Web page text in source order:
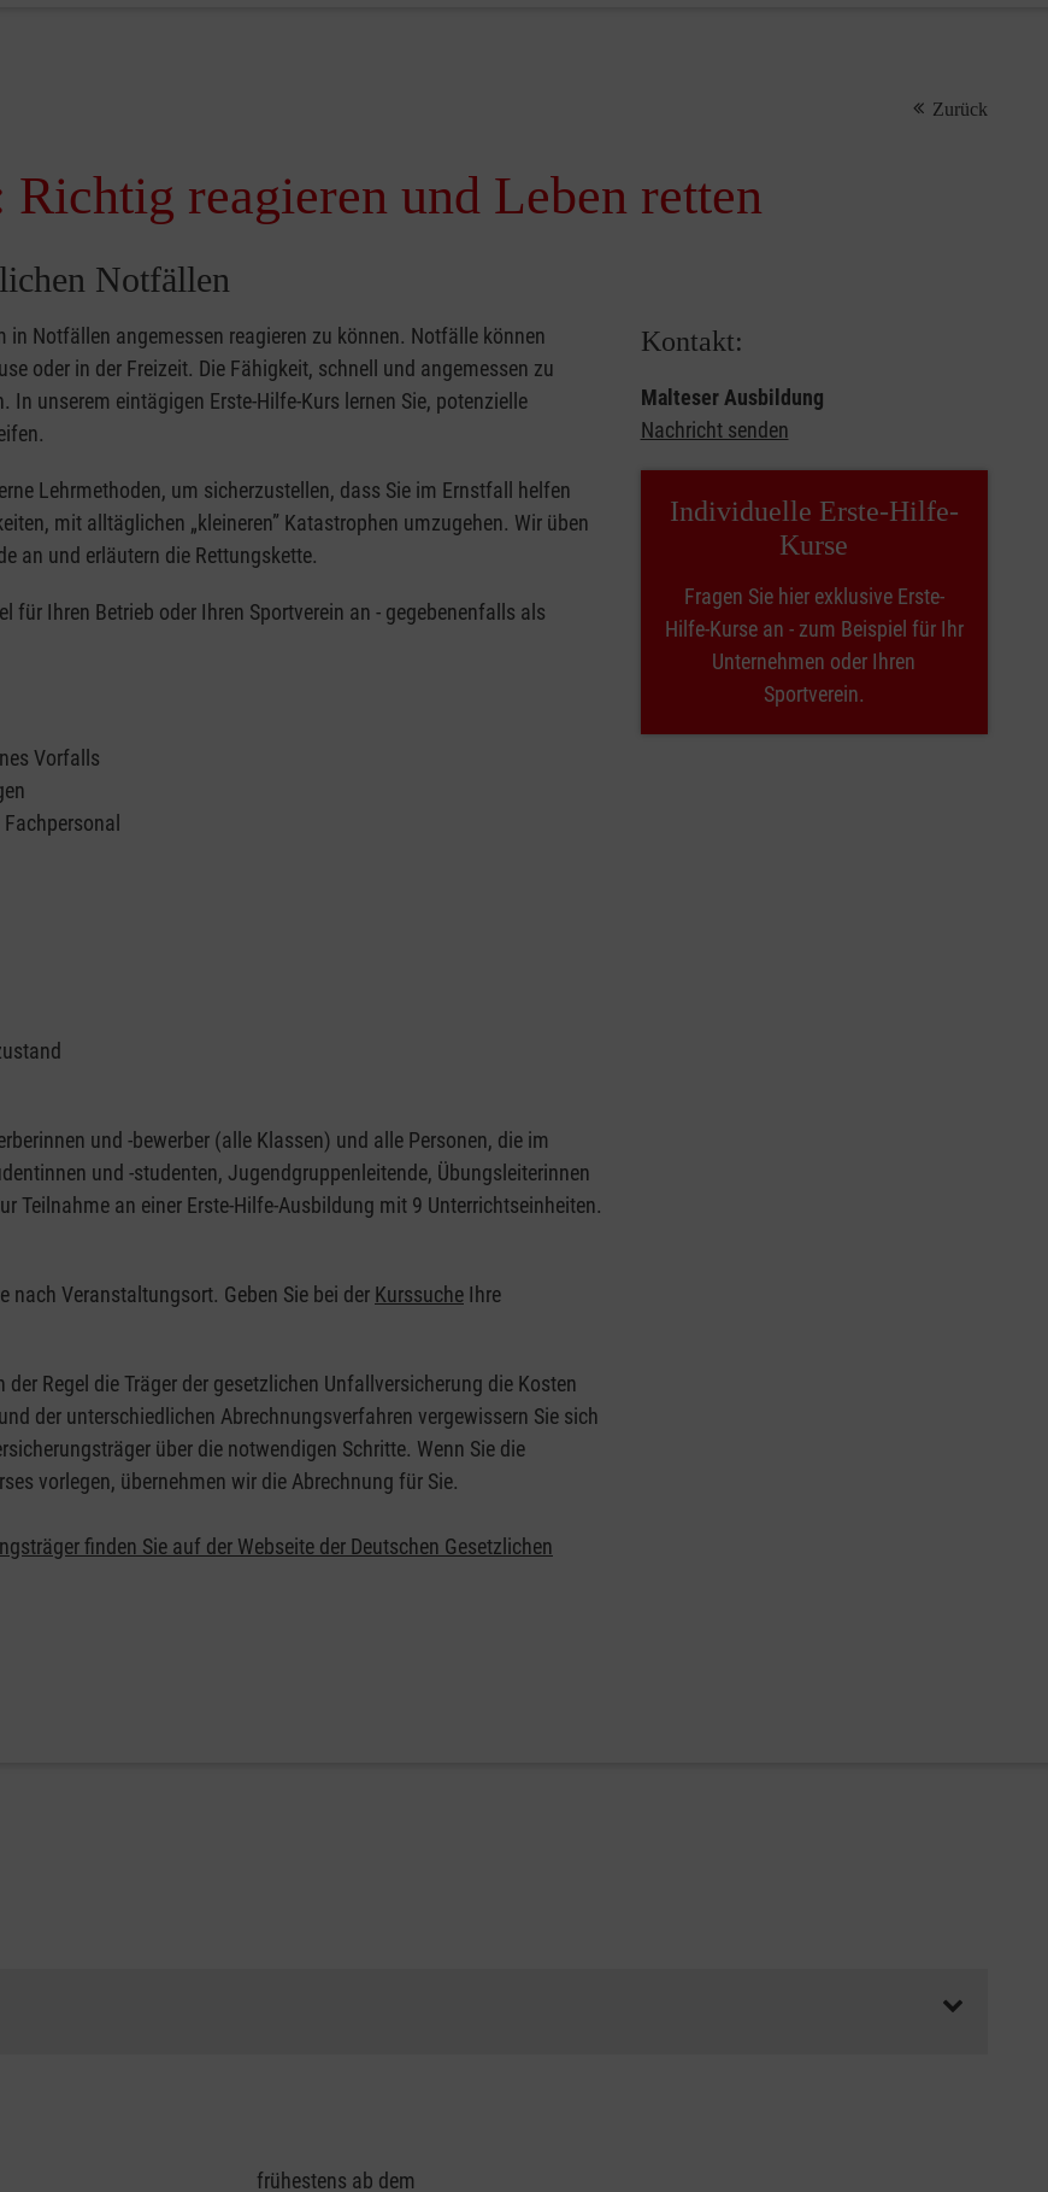
Zurück
reagieren und Leben retten
Notfällen
in Notfällen angemessen reagieren zu können. Notfälle können
oder in der Freizeit. Die Fähigkeit, schnell und angemessen zu
unserem eintägigen Erste-Hilfe-Kurs lernen Sie, potenzielle
Lehrmethoden, um sicherzustellen, dass Sie im Ernstfall helfen
mit alltäglichen „kleineren” Katastrophen umzugehen. Wir üben
an und erläutern die Rettungskette.
für Ihren Betrieb oder Ihren Sportverein an - gegebenenfalls als
Vorfalls
und -bewerber (alle Klassen) und alle Personen, die im
und -studenten, Jugendgruppenleitende, Übungsleiterinnen
Teilnahme an einer Erste-Hilfe-Ausbildung mit 9 Unterrichtseinheiten.
nach Veranstaltungsort. Geben Sie bei der Kurssuche Ihre
Regel die Träger der gesetzlichen Unfallversicherung die Kosten
der unterschiedlichen Abrechnungsverfahren vergewissern Sie sich
über die notwendigen Schritte. Wenn Sie die
vorlegen, übernehmen wir die Abrechnung für Sie.
finden Sie auf der Webseite der Deutschen Gesetzlichen
Kontakt:
Malteser Ausbildung
Nachricht senden
Individuelle Erste-Hilfe-
Kurse
Fragen Sie hier exklusive Erste-
Hilfe-Kurse an - zum Beispiel für Ihr
Unternehmen oder Ihren
Sportverein.
frühestens ab dem